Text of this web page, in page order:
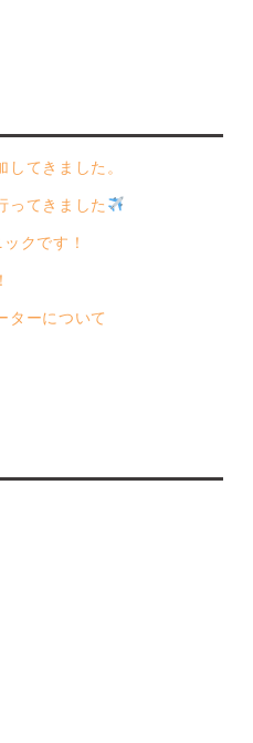
てきました。
ってきました
クです！
ターについて